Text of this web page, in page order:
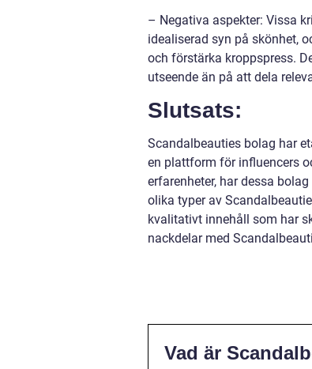
– Negativa aspekter: Vissa
idealiserad syn på skönhet,
och förstärka kroppspress.
utseende än på att dela
Slutsats:
Scandalbeauties bolag har
en plattform för influencers
erfarenheter, har dessa
olika typer av
kvalitativt innehåll som har
nackdelar med
Vad är